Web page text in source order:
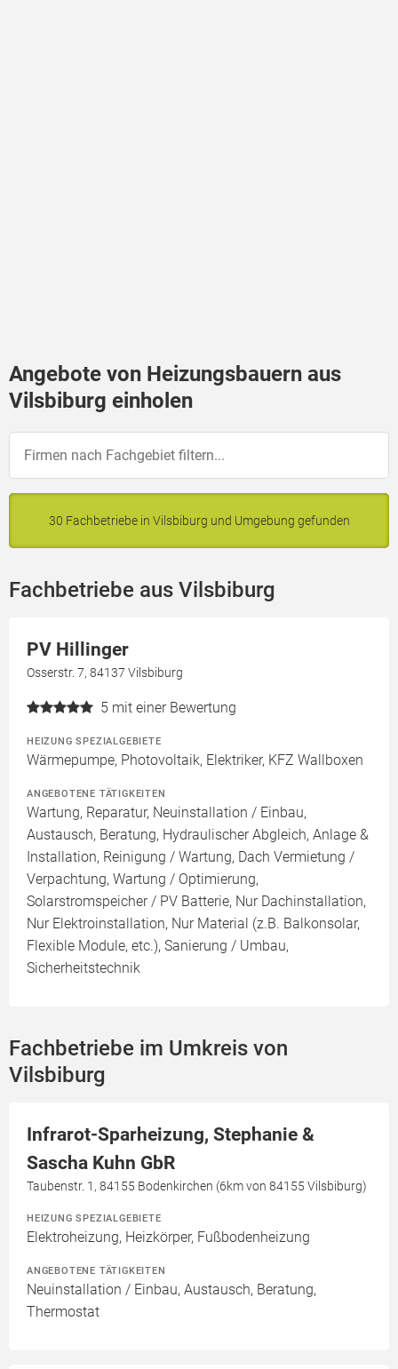
Angebote von Heizungsbauern aus
Vilsbiburg einholen
30 Fachbetriebe in Vilsbiburg und Umgebung gefunden
Fachbetriebe aus Vilsbiburg
PV Hillinger
Osserstr. 7, 84137 Vilsbiburg
5 mit einer Bewertung
HEIZUNG SPEZIALGEBIETE
Wärmepumpe, Photovoltaik, Elektriker, KFZ Wallboxen
ANGEBOTENE TÄTIGKEITEN
Wartung, Reparatur, Neuinstallation / Einbau,
Austausch, Beratung, Hydraulischer Abgleich, Anlage &
Installation, Reinigung / Wartung, Dach Vermietung /
Verpachtung, Wartung / Optimierung,
Solarstromspeicher / PV Batterie, Nur Dachinstallation,
Nur Elektroinstallation, Nur Material (z.B. Balkonsolar,
Flexible Module, etc.), Sanierung / Umbau,
Sicherheitstechnik
Fachbetriebe im Umkreis von
Vilsbiburg
Infrarot-Sparheizung, Stephanie &
Sascha Kuhn GbR
Taubenstr. 1, 84155 Bodenkirchen (6km von 84155 Vilsbiburg)
HEIZUNG SPEZIALGEBIETE
Elektroheizung, Heizkörper, Fußbodenheizung
ANGEBOTENE TÄTIGKEITEN
Neuinstallation / Einbau, Austausch, Beratung,
Thermostat